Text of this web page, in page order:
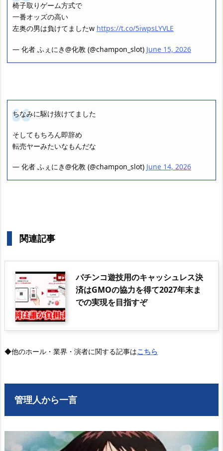
椅子取りゲーム方式で
一番オッズの高い
左奥の男は負けてましたw https://t.co/5iwpsLYVLE
— 化者 ふぇにき@化教 (@champon_slot) June 15, 2026
ちなみに駆け抜けてました
そしてもちろん即辞め
転売ヤーみたいなもんだな
— 化者 ふぇにき@化教 (@champon_slot) June 14, 2026
関連記事
パチンコ遊技用のキャッシュレス決
済はGMOの協力を得て2027年末ま
での実現を目指すぞ
◆他のホール・業界・演者に関する記事はこちら
管理人から一言